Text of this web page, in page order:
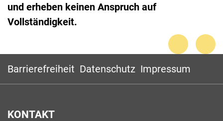
und erheben keinen Anspruch auf
Vollständigkeit.
Barrierefreiheit Datenschutz Impressum
KONTAKT